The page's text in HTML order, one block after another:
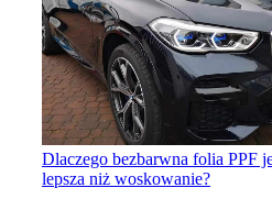
Dlaczego bezbarwna folia PPF
lepsza niż woskowanie?